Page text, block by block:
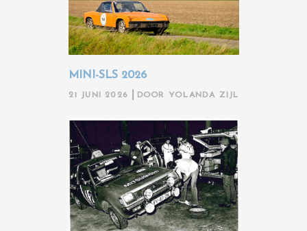
MINI-SLS 2026
21 JUNI 2026 DOOR YOLANDA ZIJL